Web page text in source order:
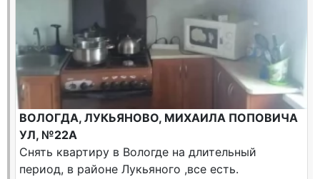
ВОЛОГДА, ЛУКЬЯНОВО, МИХАИЛА ПОПОВИЧА
УЛ, №22А
Снять квартиру в Вологде на длительный
период, в районе Лукьяного ,все есть.